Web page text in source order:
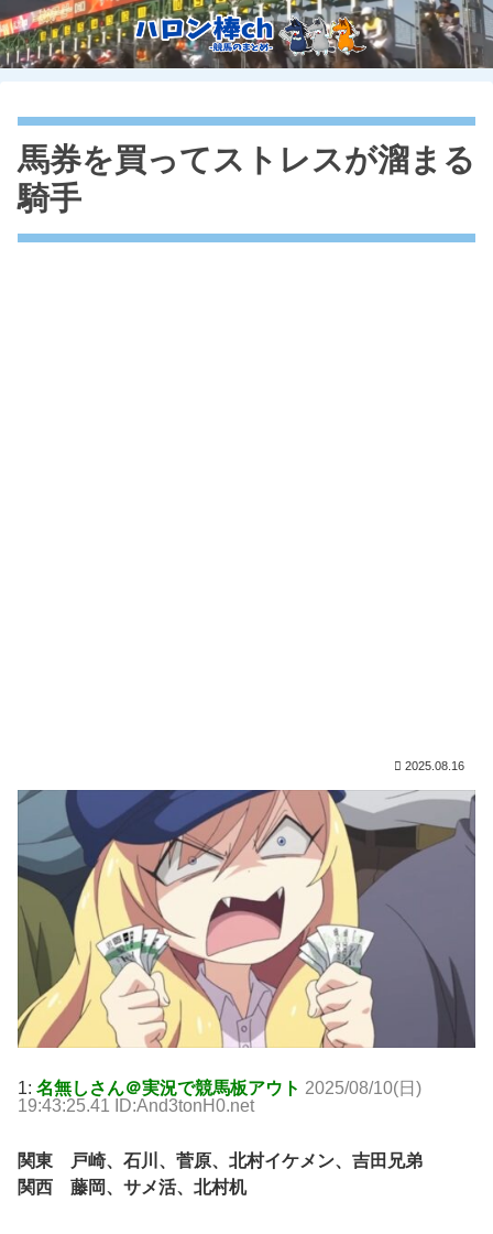
馬券を買ってストレスが溜まる
騎手
2025.08.16
1: 名無しさん＠実況で競馬板アウト 2025/08/10(日)
19:43:25.41 ID:And3tonH0.net
関東 戸崎、石川、菅原、北村イケメン、吉田兄弟
関西 藤岡、サメ活、北村机